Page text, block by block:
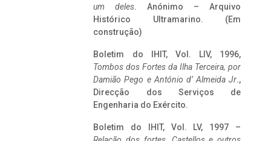
um deles. Anónimo – Arquivo
Histórico Ultramarino. (Em
construção)
Boletim do IHIT, Vol. LIV, 1996,
Tombos dos Fortes da Ilha Terceira, por
Damião Pego e António d’ Almeida Jr.,
Direcção dos Serviços de
Engenharia do Exército.
Boletim do IHIT, Vol. LV, 1997 –